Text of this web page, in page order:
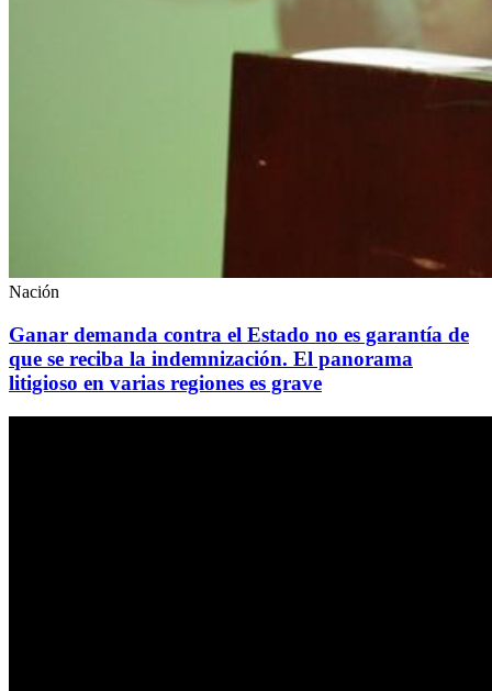
Nación
Ganar demanda contra el Estado no es garantía de
que se reciba la indemnización. El panorama
litigioso en varias regiones es grave